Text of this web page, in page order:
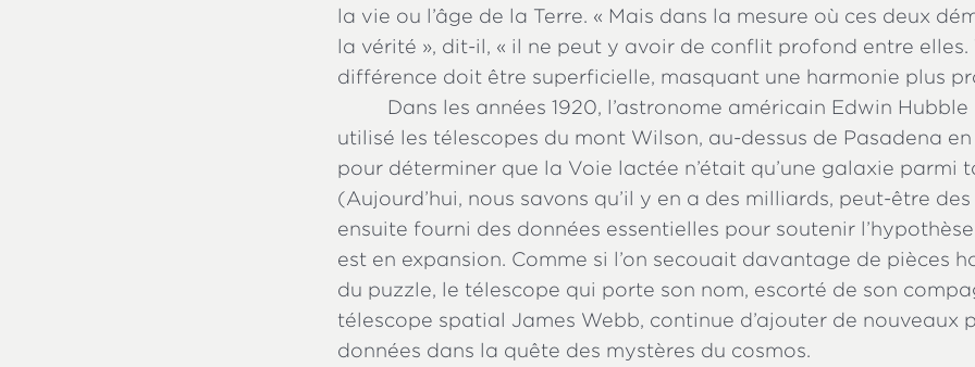
la vie ou l’âge de la Terre. « Mais dans la mesure où ces deux
la vérité », dit-il, « il ne peut y avoir de conflit profond entre elles.
différence doit être superficielle, masquant une harmonie plus
Dans les années 1920, l’astronome américain Edwin Hubble
utilisé les télescopes du mont Wilson, au-dessus de Pasadena
pour déterminer que la Voie lactée n’était qu’une galaxie parmi
(Aujourd’hui, nous savons qu’il y en a des milliards, peut-être
ensuite fourni des données essentielles pour soutenir l’hypothèse
est en expansion. Comme si l’on secouait davantage de pièces
du puzzle, le télescope qui porte son nom, escorté de son
télescope spatial James Webb, continue d’ajouter de nouveaux
données dans la quête des mystères du cosmos.